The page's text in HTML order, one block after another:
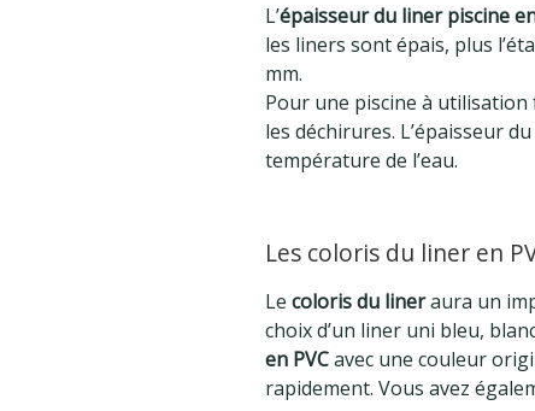
L’épaisseur du liner piscine
les liners sont épais, plus
mm.
Pour une piscine à utilisation
les déchirures. L’épaisseur du
température de l’eau.
Les coloris du liner en
Le coloris du lineraura un
choix d’un liner uni bleu,
en PVCavec une couleur
rapidement. Vous avez